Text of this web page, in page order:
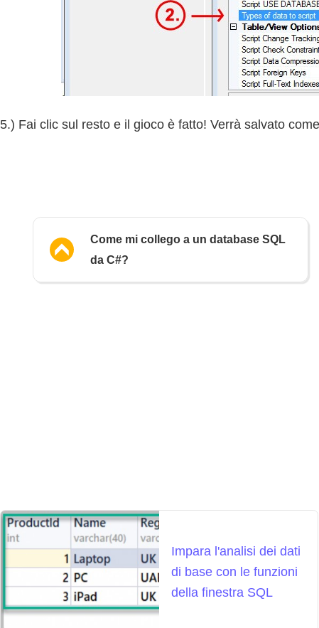
5.) Fai clic sul resto e il gioco è fatto! Verrà salvato
Come mi collego a un database SQL
da C#?
Impara l'analisi dei dati
di base con le funzioni
della finestra SQL